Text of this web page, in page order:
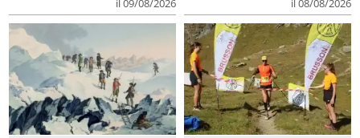
il 09/08/2026 il 08/08/2026